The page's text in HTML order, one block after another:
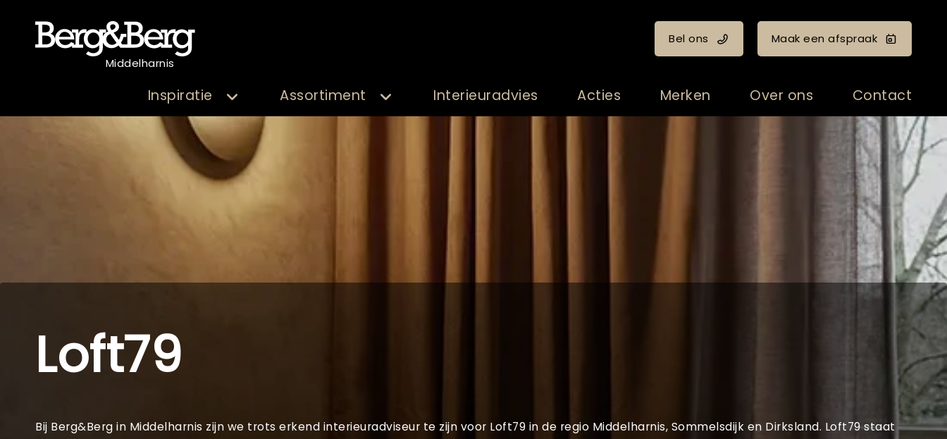
Middelharnis
Bel ons Maak een afspraak
Inspiratie Assortiment Interieuradvies Acties Merken Over ons Contact
Loft79
Bij Berg&Berg in Middelharnis zijn we trots erkend interieuradviseur te zijn voor Loft79 in de regio Middelharnis, Sommelsdijk en Dirksland. Loft79 staat